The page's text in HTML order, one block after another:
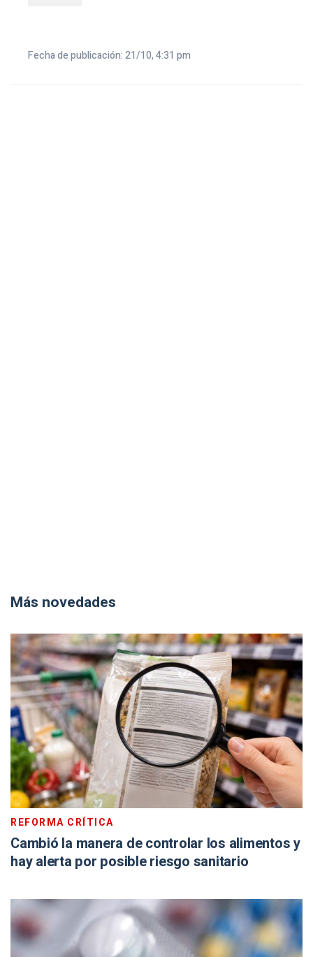
Fecha de publicación: 21/10, 4:31 pm
Más novedades
REFORMA CRÍTICA
Cambió la manera de controlar los alimentos y
hay alerta por posible riesgo sanitario